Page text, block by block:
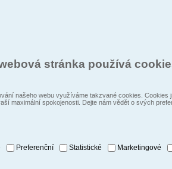
stránka používá
našeho webu využíváme takzvané cookies.
maximální spokojenosti. Dejte nám vědět o svých
Preferenční Statistické Marketingové